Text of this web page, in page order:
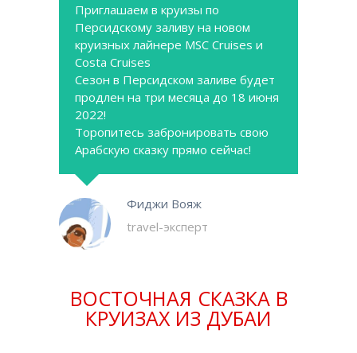
Приглашаем в круизы по
Персидскому заливу на новом
круизных лайнере MSC Cruises и
Costa Cruises
Сезон в Персидском заливе будет
продлен на три месяца до 18 июня
2022!
Торопитесь забронировать свою
Арабскую сказку прямо сейчас!
Фиджи Вояж
travel-эксперт
ВОСТОЧНАЯ СКАЗКА В
КРУИЗАХ ИЗ ДУБАИ